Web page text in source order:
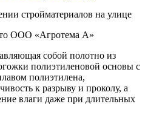
ООО «Агротема А»
собой полотно из
полиэтиленовой основы с
полиэтилена,
к разрыву и проколу, а
влаги даже при длительных